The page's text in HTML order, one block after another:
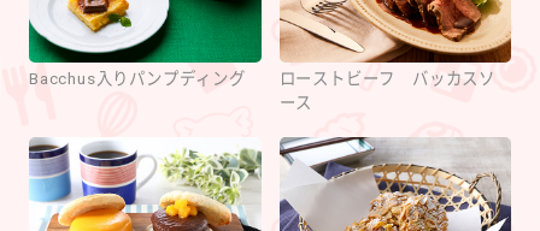
Bacchus入りパンプディング
ローストビーフ バッカスソ
ース